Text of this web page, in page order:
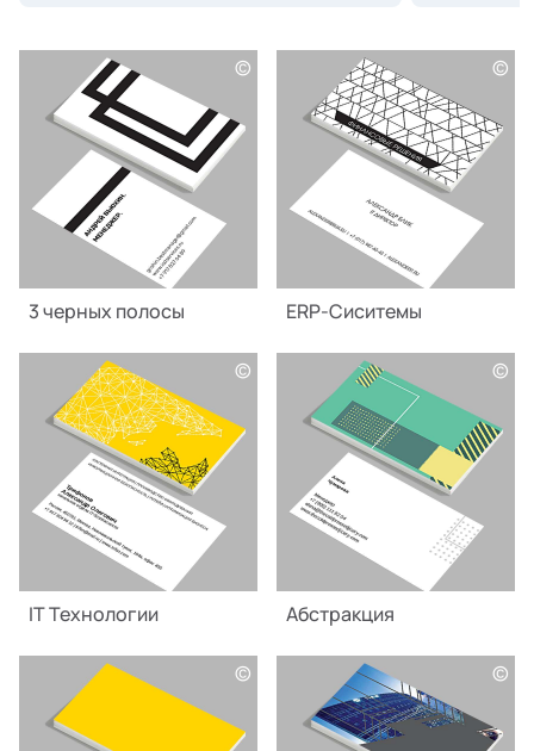
©
3 черных полосы
©
ERP-Сиситемы
©
IT Технологии
©
Абстракция
© ©